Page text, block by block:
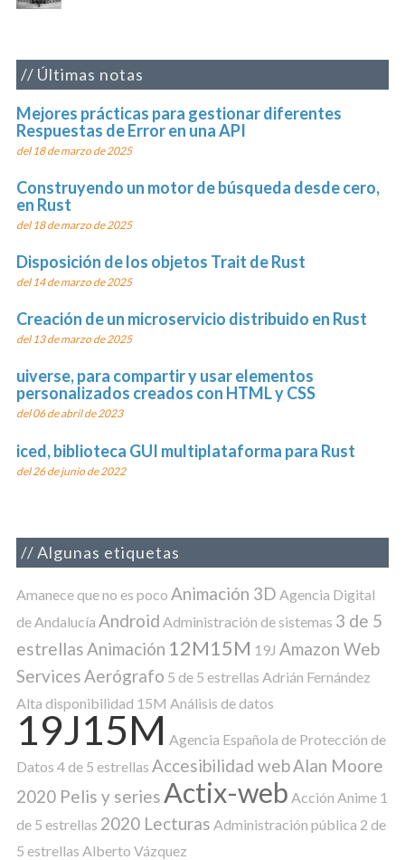
Últimas notas
Mejores prácticas para gestionar diferentes
Respuestas de Error en una API
del 18 de marzo de 2025
Construyendo un motor de búsqueda desde cero,
en Rust
del 18 de marzo de 2025
Disposición de los objetos Trait de Rust
del 14 de marzo de 2025
Creación de un microservicio distribuido en Rust
del 13 de marzo de 2025
uiverse, para compartir y usar elementos
personalizados creados con HTML y CSS
del 06 de abril de 2023
iced, biblioteca GUI multiplataforma para Rust
del 26 de junio de 2022
Algunas etiquetas
Amanece que no es poco Animación 3D Agencia Digital
de Andalucía Android Administración de sistemas 3 de 5
estrellasAnimación 12M15M 19J Amazon Web
ServicesAerógrafo 5 de 5 estrellas Adrián Fernández
Alta disponibilidad 15M Análisis de datos
19J15M Agencia Española de Protección de
Datos 4 de 5 estrellas Accesibilidad webAlan Moore
2020 Pelis y seriesActix-web Acción Anime 1
de 5 estrellas 2020 Lecturas Administración pública 2 de
5 estrellas Alberto Vázquez